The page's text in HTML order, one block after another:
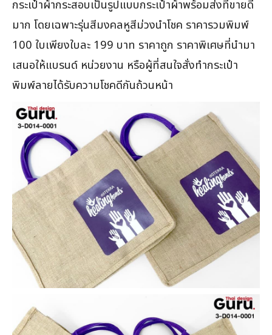
กระเป๋าผ้ากระสอบเป็นรูปแบบกระเป๋าผ้าพร้อมส่งที่ขายดี
มาก โดยเฉพาะรุ่นสีมงคลหูสีม่วงนำโชค ราคารวมพิมพ์
100 ใบเพียงใบละ 199 บาท ราคาถูก ราคาพิเศษที่นำมา
เสนอให้แบรนด์ หน่วยงาน หรือผู้ที่สนใจสั่งทำกระเป๋า
พิมพ์ลายได้รับความโชคดีกันถ้วนหน้า